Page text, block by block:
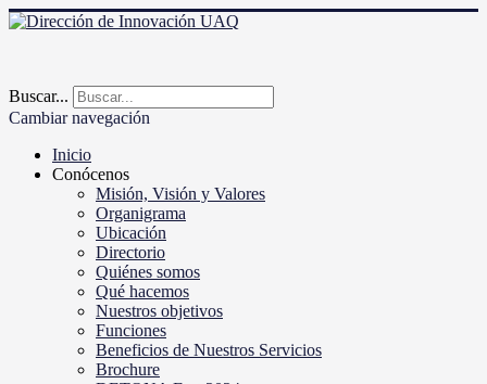
Buscar...
Cambiar navegación
Inicio
Conócenos
Misión, Visión y Valores
Organigrama
Ubicación
Directorio
Quiénes somos
Qué hacemos
Nuestros objetivos
Funciones
Beneficios de Nuestros Servicios
Brochure